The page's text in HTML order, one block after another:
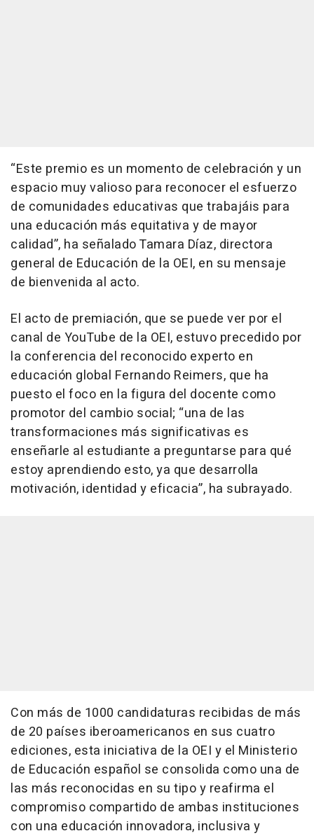
“Este premio es un momento de celebración y un
espacio muy valioso para reconocer el esfuerzo
de comunidades educativas que trabajáis para
una educación más equitativa y de mayor
calidad”, ha señalado Tamara Díaz, directora
general de Educación de la OEI, en su mensaje
de bienvenida al acto.
El acto de premiación, que se puede ver por el
canal de YouTube de la OEI, estuvo precedido por
la conferencia del reconocido experto en
educación global Fernando Reimers, que ha
puesto el foco en la figura del docente como
promotor del cambio social; “una de las
transformaciones más significativas es
enseñarle al estudiante a preguntarse para qué
estoy aprendiendo esto, ya que desarrolla
motivación, identidad y eficacia”, ha subrayado.
Con más de 1000 candidaturas recibidas de más
de 20 países iberoamericanos en sus cuatro
ediciones, esta iniciativa de la OEI y el Ministerio
de Educación español se consolida como una de
las más reconocidas en su tipo y reafirma el
compromiso compartido de ambas instituciones
con una educación innovadora, inclusiva y